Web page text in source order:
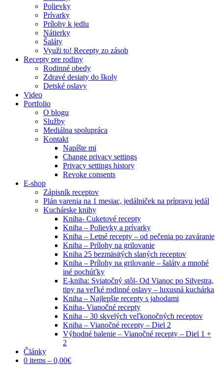
Polievky
Prívarky
Prílohy k jedlu
Nátierky
Šaláty
Využi to! Recepty zo zásob
Recepty pre rodiny
Rodinné obedy
Zdravé desiaty do školy
Detské oslavy
Video
Portfolio
O blogu
Služby
Mediálna spolupráca
Kontakt
Napíšte mi
Change privacy settings
Privacy settings history
Revoke consents
E-shop
Zápisník receptov
Plán varenia na 1 mesiac, jedálniček na prípravu jedál
Kuchárske knihy
Kniha- Cuketové recepty
Kniha – Polievky a prívarky
Kniha – Letné recepty – od pečenia po zaváranie
Kniha – Prílohy na grilovanie
Kniha 25 bezmäsitých slaných receptov
Kniha – Prílohy na grilovanie – šaláty a mnohé
iné pochúťky
E-kniha: Sviatočný stôl- Od Vianoc po Silvestra,
tipy na veľké rodinné oslavy – luxusná kuchárka
Kniha – Najlepšie recepty s jahodami
Kniha- Vianočné recepty
Kniha – 30 skvelých veľkonočných receptov
Kniha – Vianočné recepty – Diel 2
Výhodné balenie – Vianočné recepty – Diel 1 +
2
Články
0 items – 0,00€